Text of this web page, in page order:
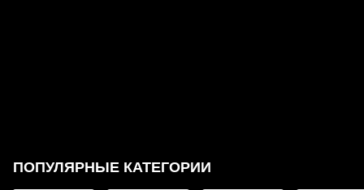
ПОПУЛЯРНЫЕ КАТЕГОРИИ